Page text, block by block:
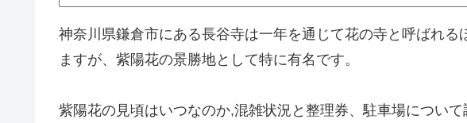
神奈川県鎌倉市にある長谷寺は一年を通じて花の寺と呼ばれる
ますが、紫陽花の景勝地として特に有名です。
紫陽花の見頃はいつなのか,混雑状況と整理券、駐車場につい